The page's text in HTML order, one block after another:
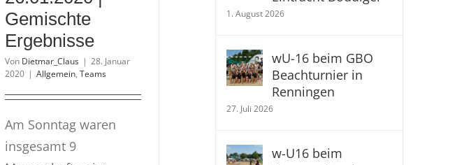
Gemischte
Ergebnisse
Von Dietmar_Claus | 28. Januar
2020 | Allgemein, Teams
Am Sonntag waren
insgesamt 9
1. August 2026
wU-16 beim GBO
Beachturnier in
Renningen
27. Juli 2026
w-U16 beim